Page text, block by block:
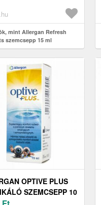
f...
mint Allergan Refresh
szemcsepp 15 ml
OPTIVE PLUS
SZEMCSEPP 10